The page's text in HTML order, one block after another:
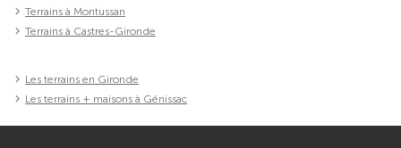
Terrains à Montussan
Terrains à Castres-Gironde
Les terrains en Gironde
Les terrains + maisons à Génissac